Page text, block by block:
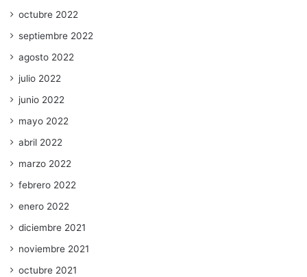
octubre 2022
septiembre 2022
agosto 2022
julio 2022
junio 2022
mayo 2022
abril 2022
marzo 2022
febrero 2022
enero 2022
diciembre 2021
noviembre 2021
octubre 2021